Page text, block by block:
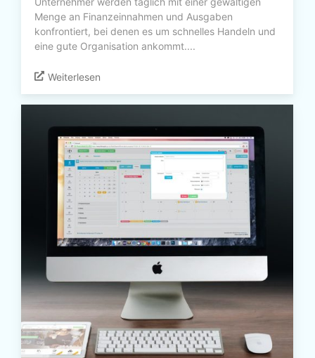
Menge an Finanzeinnahmen und Ausgaben
konfrontiert, bei denen es um schnelles Handeln und
eine gute Organisation ankommt....
Weiterlesen